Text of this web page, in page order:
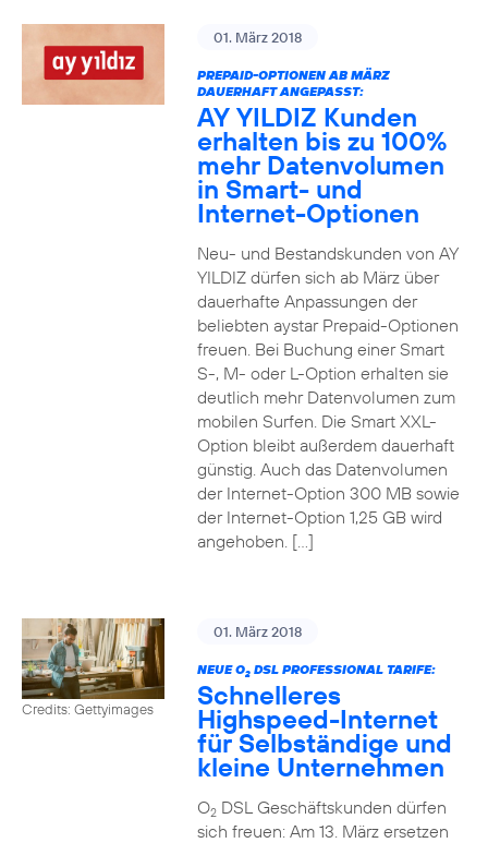
01. März 2018
PREPAID-OPTIONEN AB MÄRZ
DAUERHAFT ANGEPASST:
AY YILDIZ Kunden
erhalten bis zu 100%
mehr Datenvolumen
in Smart- und
Internet-Optionen
Neu- und Bestandskunden von AY
YILDIZ dürfen sich ab März über
dauerhafte Anpassungen der
beliebten aystar Prepaid-Optionen
freuen. Bei Buchung einer Smart
S-, M- oder L-Option erhalten sie
deutlich mehr Datenvolumen zum
mobilen Surfen. Die Smart XXL-
Option bleibt außerdem dauerhaft
günstig. Auch das Datenvolumen
der Internet-Option 300 MB sowie
der Internet-Option 1,25 GB wird
angehoben. […]
Credits: Gettyimages
01. März 2018
NEUE O2DSL PROFESSIONAL TARIFE:
Schnelleres
Highspeed-Internet
für Selbständige und
kleine Unternehmen
O2DSL Geschäftskunden dürfen
sich freuen: Am 13. März ersetzen